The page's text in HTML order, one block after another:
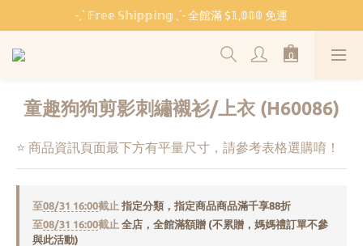
˗ˏˋ 𝔽𝕣𝕖𝕖 𝕊𝕙𝕚𝕡𝕡𝕚𝕟𝕘 ˎˊ˗ 全館滿 $𝟙,𝟘𝟘𝟘 免運
˗ˏˋ 𝔽𝕣𝕖𝕖 𝕊𝕙𝕚𝕡𝕡𝕚𝕟𝕘 ˎˊ˗ 全館滿 $𝟙,𝟘𝟘𝟘 免運
🏫 開學必備 ⸜ 四合一睡袋組 ⸝ 限時 $𝟐𝟔𝟖𝟎
˗ˏˋ 𝔽𝕣𝕖𝕖 𝕊𝕙𝕚𝕡𝕡𝕚𝕟𝕘 ˎˊ˗ 全館滿 $𝟙,𝟘𝟘𝟘 免運
童趣狗狗剪影刺繡襯衫/上衣 (H60086)
⭐ 商品資訊頁面最下方有平量尺寸，請參考表格選購唷！
至08/31 16:00截止 指定分類，指定商品商品滿千享88折
至08/31 16:00截止 全店，全館滿額贈 (不累贈，媽媽禮訂單不參
與此活動)